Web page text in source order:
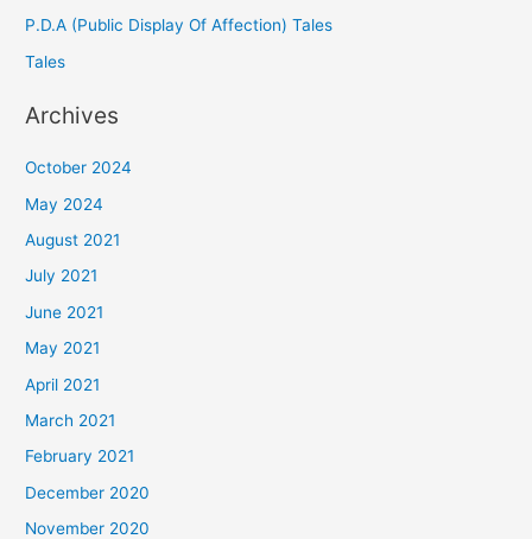
P.D.A (Public Display Of Affection) Tales
Tales
Archives
October 2024
May 2024
August 2021
July 2021
June 2021
May 2021
April 2021
March 2021
February 2021
December 2020
November 2020